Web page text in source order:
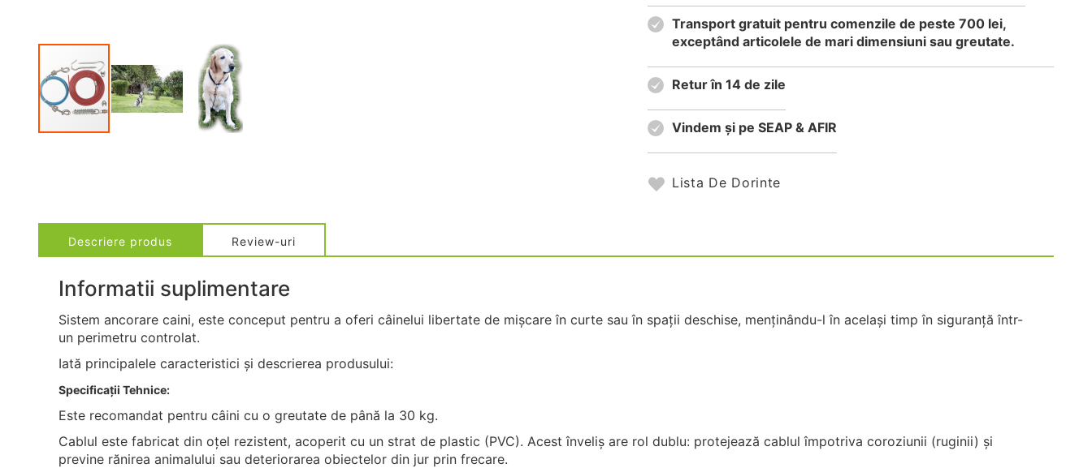
Transport gratuit pentru comenzile de peste 700 lei,
exceptând articolele de mari dimensiuni sau greutate.
Retur în 14 de zile
Vindem și pe SEAP & AFIR
Lista De Dorinte
Descriere produs
Informatii suplimentare
Sistem ancorare caini, este conceput pentru a oferi câinelui libertate de mișcare în curte sau în spații deschise, menținându-l în același timp în siguranță într-
un perimetru controlat.
Iată principalele caracteristici și descrierea produsului:
Specificații Tehnice:
Este recomandat pentru câini cu o greutate de până la 30 kg.
Cablul este fabricat din oțel rezistent, acoperit cu un strat de plastic (PVC). Acest înveliș are rol dublu: protejează cablul împotriva coroziunii (ruginii) și
previne rănirea animalului sau deteriorarea obiectelor din jur prin frecare.
Review-uri